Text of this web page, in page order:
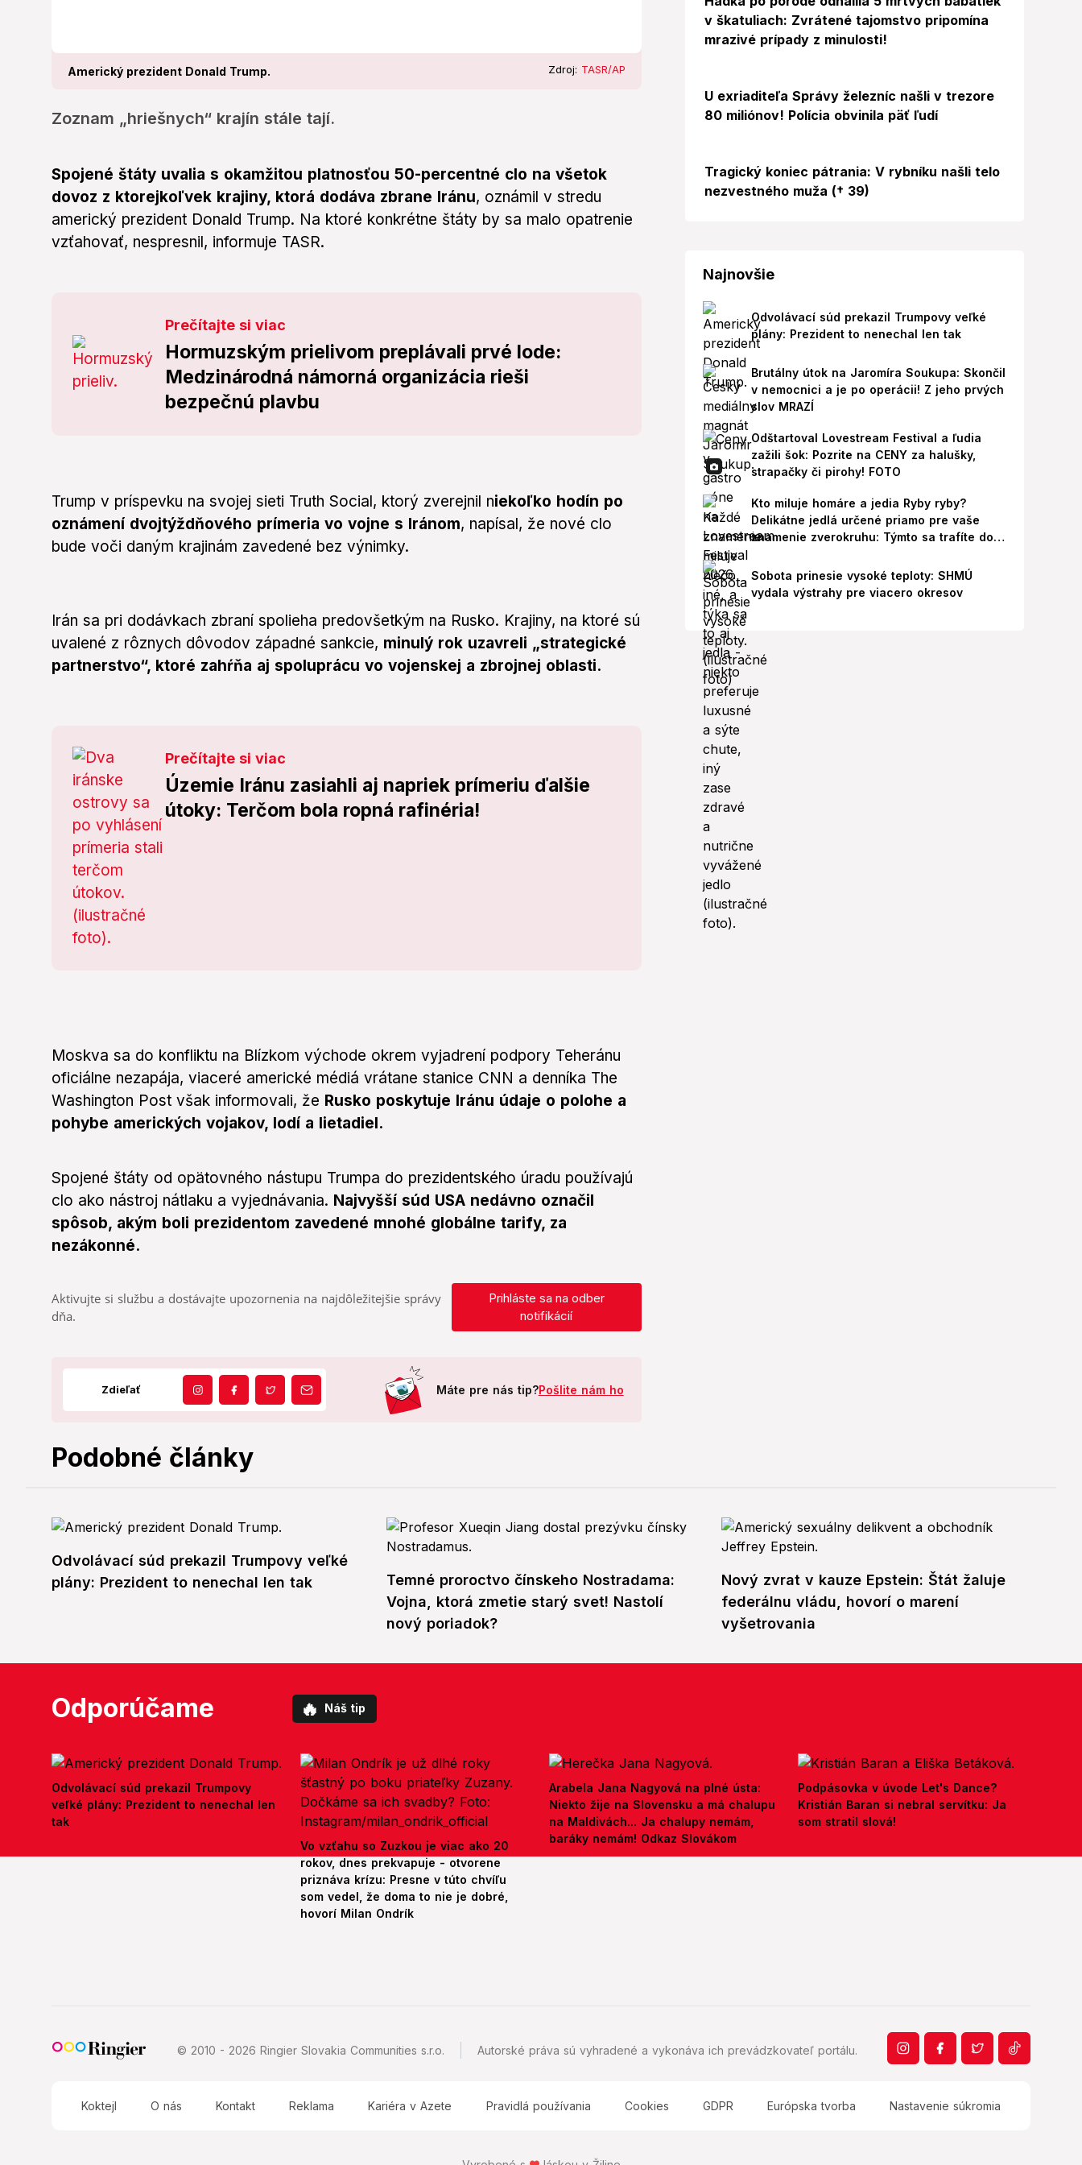
Americký prezident Donald Trump. Zdroj: TASR/AP
Zoznam „hriešnych“ krajín stále tají.
Spojené štáty uvalia s okamžitou platnosťou 50-percentné clo na všetok
dovoz z ktorejkoľvek krajiny, ktorá dodáva zbrane Iránu, oznámil v stredu
americký prezident Donald Trump. Na ktoré konkrétne štáty by sa malo opatrenie
vzťahovať, nespresnil, informuje TASR.
Prečítajte si viac
Hormuzským prielivom preplávali prvé lode:
Medzinárodná námorná organizácia rieši
bezpečnú plavbu
Trump v príspevku na svojej sieti Truth Social, ktorý zverejnil niekoľko hodín po
oznámení dvojtýždňového prímeria vo vojne s Iránom, napísal, že nové clo
bude voči daným krajinám zavedené bez výnimky.
Irán sa pri dodávkach zbraní spolieha predovšetkým na Rusko. Krajiny, na ktoré sú
uvalené z rôznych dôvodov západné sankcie, minulý rok uzavreli „strategické
partnerstvo“, ktoré zahŕňa aj spoluprácu vo vojenskej a zbrojnej oblasti.
Prečítajte si viac
Územie Iránu zasiahli aj napriek prímeriu ďalšie
útoky: Terčom bola ropná rafinéria!
Moskva sa do konfliktu na Blízkom východe okrem vyjadrení podpory Teheránu
oficiálne nezapája, viaceré americké médiá vrátane stanice CNN a denníka The
Washington Post však informovali, že Rusko poskytuje Iránu údaje o polohe a
pohybe amerických vojakov, lodí a lietadiel.
Spojené štáty od opätovného nástupu Trumpa do prezidentského úradu používajú
clo ako nástroj nátlaku a vyjednávania. Najvyšší súd USA nedávno označil
spôsob, akým boli prezidentom zavedené mnohé globálne tarify, za
nezákonné.
Aktivujte si službu a dostávajte upozornenia na najdôležitejšie správy
dňa.
Prihláste sa na odber
notifikácií
Zdieľať Máte pre nás tip?Pošlite nám ho
v škatuliach: Zvrátené tajomstvo pripomína
mrazivé prípady z minulosti!
U exriaditeľa Správy železníc našli v trezore
80 miliónov! Polícia obvinila päť ľudí
Tragický koniec pátrania: V rybníku našli telo
nezvestného muža († 39)
Najnovšie
Odvolávací súd prekazil Trumpovy veľké
plány: Prezident to nenechal len tak
Brutálny útok na Jaromíra Soukupa: Skončil
v nemocnici a je po operácii! Z jeho prvých
slov MRAZÍ
Odštartoval Lovestream Festival a ľudia
zažili šok: Pozrite na CENY za halušky,
strapačky či pirohy! FOTO
Kto miluje homáre a jedia Ryby ryby?
Delikátne jedlá určené priamo pre vaše
znamenie zverokruhu: Týmto sa trafíte do
Sobota prinesie vysoké teploty: SHMÚ
vydala výstrahy pre viacero okresov
Podobné články
Odvolávací súd prekazil Trumpovy veľké
plány: Prezident to nenechal len tak
Temné proroctvo čínskeho Nostradama:
Vojna, ktorá zmetie starý svet! Nastolí
nový poriadok?
Nový zvrat v kauze Epstein: Štát žaluje
federálnu vládu, hovorí o marení
vyšetrovania
Odporúčame 🔥 Náš tip
Odvolávací súd prekazil Trumpovy
veľké plány: Prezident to nenechal len
tak
Vo vzťahu so Zuzkou je viac ako 20
rokov, dnes prekvapuje - otvorene
priznáva krízu: Presne v túto chvíľu
som vedel, že doma to nie je dobré,
hovorí Milan Ondrík
Arabela Jana Nagyová na plné ústa:
Niekto žije na Slovensku a má chalupu
na Maldivách... Ja chalupy nemám,
baráky nemám! Odkaz Slovákom
Podpásovka v úvode Let's Dance?
Kristián Baran si nebral servítku: Ja
som stratil slová!
© 2010 - 2026 Ringier Slovakia Communities s.r.o. Autorské práva sú vyhradené a vykonáva ich prevádzkovateľ portálu.
Koktejl O nás Kontakt Reklama Kariéra v Azete Pravidlá používania Cookies GDPR Európska tvorba Nastavenie súkromia